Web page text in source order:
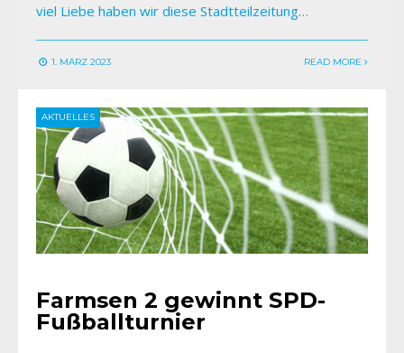
viel Liebe haben wir diese Stadtteilzeitung…
1. MÄRZ 2023 READ MORE
AKTUELLES
Farmsen 2 gewinnt SPD-
Fußballturnier